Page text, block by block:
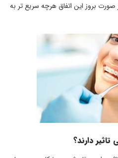
بروز این اتفاق هرچه سریع تر به
دارند؟